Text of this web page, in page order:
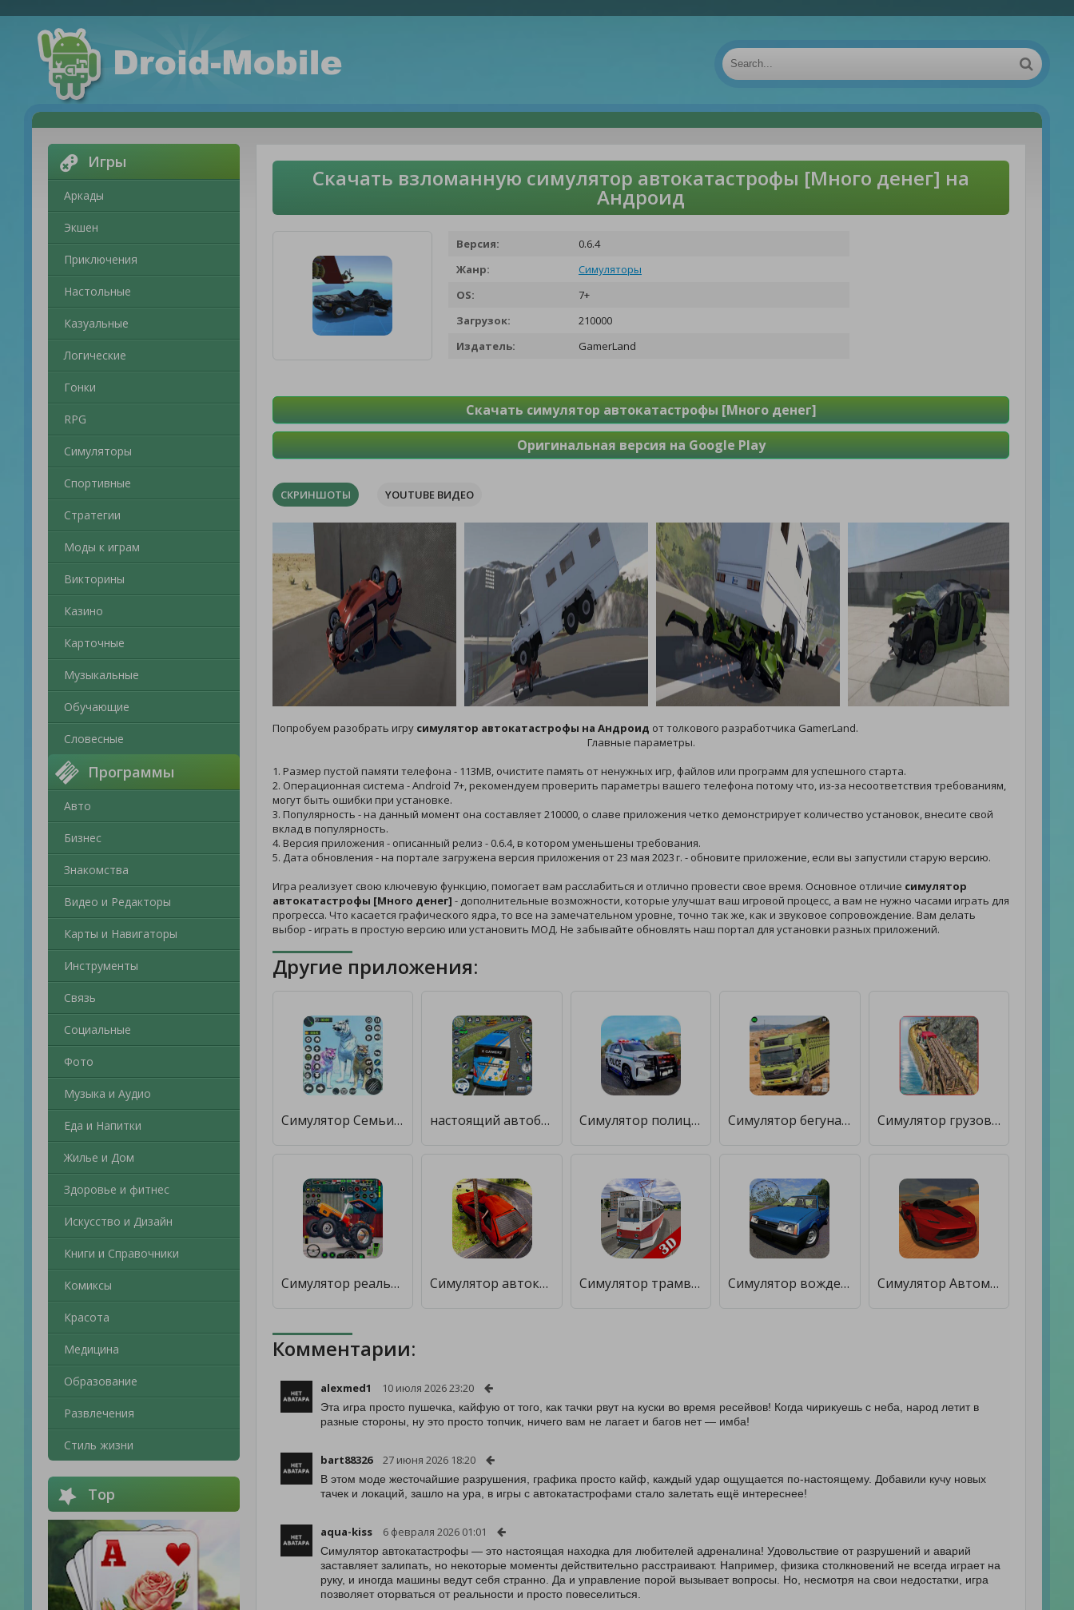
Игры
Аркады
Экшен
Приключения
Настольные
Казуальные
Логические
Гонки
RPG
Симуляторы
Спортивные
Стратегии
Моды к играм
Викторины
Казино
Карточные
Музыкальные
Обучающие
Словесные
Программы
Авто
Бизнес
Знакомства
Видео и Редакторы
Карты и Навигаторы
Инструменты
Связь
Социальные
Фото
Музыка и Аудио
Еда и Напитки
Жилье и Дом
Здоровье и фитнес
Искусство и Дизайн
Книги и Справочники
Комиксы
Красота
Медицина
Образование
Развлечения
Стиль жизни
Top
Скачать взломанную симулятор автокатастрофы [Много денег] на
Андроид
Версия:
0.6.4
Жанр:
Симуляторы
OS:
7+
Загрузок:
210000
Издатель:
GamerLand
Скачать симулятор автокатастрофы [Много денег]
Оригинальная версия на Google Play
СКРИНШОТЫ YOUTUBE ВИДЕО
Попробуем разобрать игру симулятор автокатастрофы на Андроид от толкового разработчика GamerLand.
Главные параметры.
1. Размер пустой памяти телефона - 113MB, очистите память от ненужных игр, файлов или программ для успешного старта.
2. Операционная система - Android 7+, рекомендуем проверить параметры вашего телефона потому что, из-за несоответствия требованиям,
могут быть ошибки при установке.
3. Популярность - на данный момент она составляет 210000, о славе приложения четко демонстрирует количество установок, внесите свой
вклад в популярность.
4. Версия приложения - описанный релиз - 0.6.4, в котором уменьшены требования.
5. Дата обновления - на портале загружена версия приложения от 23 мая 2023 г. - обновите приложение, если вы запустили старую версию.
Игра реализует свою ключевую функцию, помогает вам расслабиться и отлично провести свое время. Основное отличие симулятор
автокатастрофы [Много денег] - дополнительные возможности, которые улучшат ваш игровой процесс, а вам не нужно часами играть для
прогресса. Что касается графического ядра, то все на замечательном уровне, точно так же, как и звуковое сопровождение. Вам делать
выбор - играть в простую версию или установить МОД. Не забывайте обновлять наш портал для установки разных приложений.
Другие приложения:
Симулятор Семьи Белого Тигра [Много денег] настоящий автобус симулятор иг [Много денег] Симулятор полицейских игр: PGS [Много денег] Симулятор бегуна по грязи 3D [Много денег] Симулятор грузовиков [Много денег]
Симулятор реальных тракторных [Много денег] Симулятор автокатастрофы Offroad: Beam Drive [Premium] Симулятор трамвая 3D - 2018 [Много денег] Симулятор вождения ВАЗ 2108 SE [Много денег] Симулятор Автомобиля 3 [Много денег]
Комментарии:
alexmed1 10 июля 2026 23:20
Эта игра просто пушечка, кайфую от того, как тачки рвут на куски во время ресейвов! Когда чирикуешь с неба, народ летит в
разные стороны, ну это просто топчик, ничего вам не лагает и багов нет — имба!
bart88326 27 июня 2026 18:20
В этом моде жесточайшие разрушения, графика просто кайф, каждый удар ощущается по-настоящему. Добавили кучу новых
тачек и локаций, зашло на ура, в игры с автокатастрофами стало залетать ещё интереснее!
aqua-kiss 6 февраля 2026 01:01
Симулятор автокатастрофы — это настоящая находка для любителей адреналина! Удовольствие от разрушений и аварий
заставляет залипать, но некоторые моменты действительно расстраивают. Например, физика столкновений не всегда играет на
руку, и иногда машины ведут себя странно. Да и управление порой вызывает вопросы. Но, несмотря на свои недостатки, игра
позволяет оторваться от реальности и просто повеселиться.